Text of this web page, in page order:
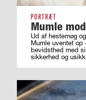
PORTRÆT
Mumle
Ud af hestemøg
Mumle uventet op
bevidsthed med
sikkerhed og